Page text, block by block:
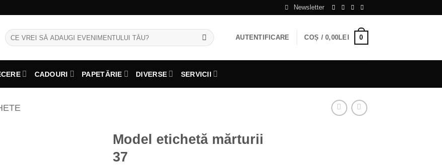
Newsletter
Caută
după:
AUTENTIFICARE COȘ /0,00LEI 0
CADOURI PAPETĂRIE DIVERSE SERVICII
Model etichetă mărturii
37